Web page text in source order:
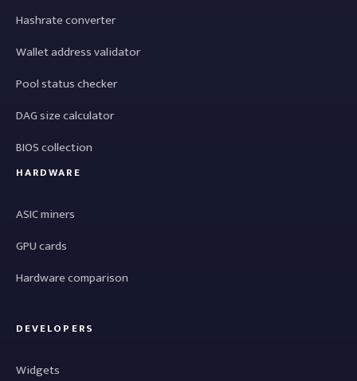
Hashrate converter
Wallet address validator
Pool status checker
DAG size calculator
BIOS collection
HARDWARE
ASIC miners
GPU cards
Hardware comparison
DEVELOPERS
Widgets